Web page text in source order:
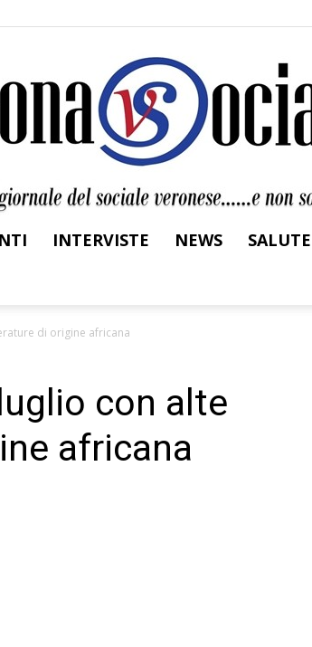
Sociale
INTERVISTE NEWS SALUTE
di origine africana
con alte
africana